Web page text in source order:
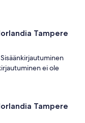
Tampere
ei ole
Tampere